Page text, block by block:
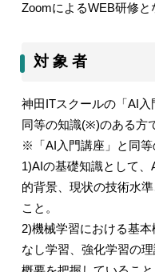
ZoomによるWEB研修と
対 象 者
神田ITスクールの「AI
同等の知識(※)のある方
※「AI 入門講座」と同
1)AIの基礎知識として、
的背景、現状の技術水
こと。
2)機械学習における基
なし学習、強化学習の